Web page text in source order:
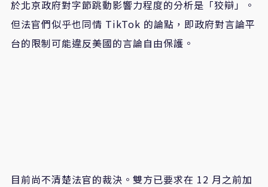
於北京政府對字節跳動影響力程度的分析是「狡辯」。
但法官們似乎也同情 TikTok 的論點，即政府對言論平
台的限制可能違反美國的言論自由保護。
目前尚不清楚法官的裁決。雙方已要求在 12 月之前加